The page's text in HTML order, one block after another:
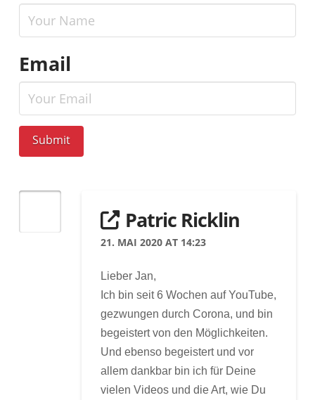
Email
Submit
Patric Ricklin
21. MAI 2020 AT 14:23
Lieber Jan,
Ich bin seit 6 Wochen auf YouTube,
gezwungen durch Corona, und bin
begeistert von den Möglichkeiten.
Und ebenso begeistert und vor
allem dankbar bin ich für Deine
vielen Videos und die Art, wie Du